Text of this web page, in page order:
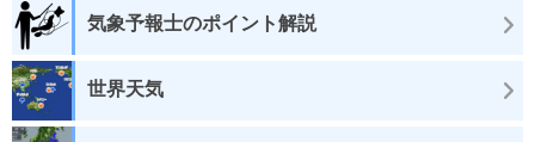
気象予報士のポイント解説
世界天気